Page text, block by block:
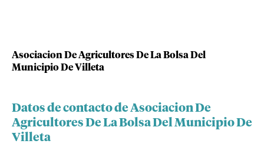
Asociacion De Agricultores De La Bolsa Del
Municipio De Villeta
Datos de contacto de Asociacion De
Agricultores De La Bolsa Del Municipio De
Villeta